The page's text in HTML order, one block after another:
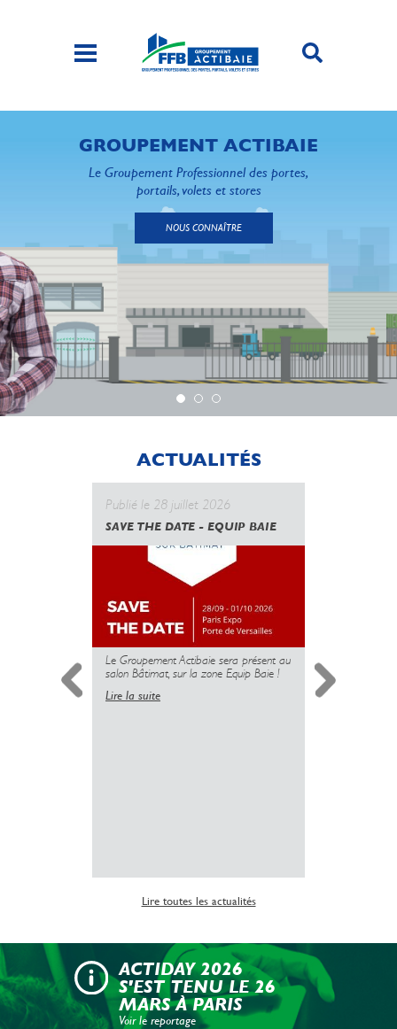
GROUPEMENT ACTIBAIE
Le Groupement Professionnel des portes,
portails, volets et stores
NOUS CONNAÎTRE
ACTUALITÉS
Publié le 28 juillet 2026
SAVE THE DATE - EQUIP BAIE
Le Groupement Actibaie sera présent au
salon Bâtimat, sur la zone Equip Baie !
Lire la suite
Lire toutes les actualités
ACTIDAY 2026
S'EST TENU LE 26
MARS À PARIS
Voir le reportage